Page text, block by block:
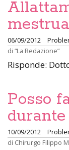
06/09/2012
di “La Redazione”
Risponde:
Posso
durante
10/09/2012
di Chirurgo Filippo